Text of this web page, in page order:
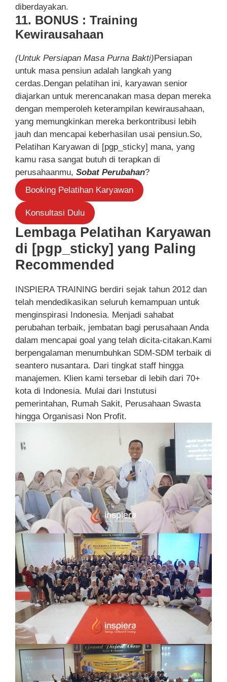
diberdayakan.
11. BONUS : Training
Kewirausahaan
(Untuk Persiapan Masa Purna Bakti)Persiapan
untuk masa pensiun adalah langkah yang
cerdas.Dengan pelatihan ini, karyawan senior
diajarkan untuk merencanakan masa depan mereka
dengan memperoleh keterampilan kewirausahaan,
yang memungkinkan mereka berkontribusi lebih
jauh dan mencapai keberhasilan usai pensiun.So,
Pelatihan Karyawan di [pgp_sticky] mana, yang
kamu rasa sangat butuh di terapkan di
perusahaanmu, Sobat Perubahan?
Booking Pelatihan Karyawan
Konsultasi Dulu
Lembaga Pelatihan Karyawan
di [pgp_sticky] yang Paling
Recommended
INSPIERA TRAINING berdiri sejak tahun 2012 dan
telah mendedikasikan seluruh kemampuan untuk
menginspirasi Indonesia. Menjadi sahabat
perubahan terbaik, jembatan bagi perusahaan Anda
dalam mencapai goal yang telah dicita-citakan.Kami
berpengalaman menumbuhkan SDM-SDM terbaik di
seantero nusantara. Dari tingkat staff hingga
manajemen. Klien kami tersebar di lebih dari 70+
kota di Indonesia. Mulai dari Instutusi
pemerintahan, Rumah Sakit, Perusahaan Swasta
hingga Organisasi Non Profit.